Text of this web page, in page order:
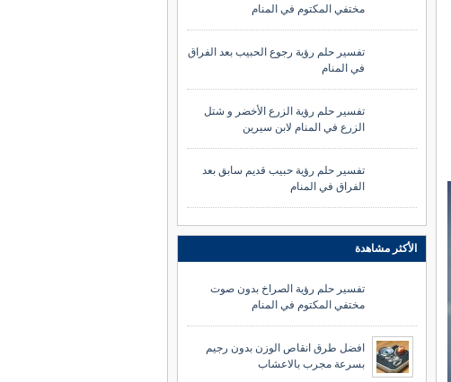
مختفي المكتوم في المنام
تفسير حلم رؤية رجوع الحبيب بعد الفراق
في المنام
تفسير حلم رؤية الزرع الأخضر و شتل
الزرع في المنام لابن سيرين
تفسير حلم رؤية حبيب قديم سابق بعد
الفراق في المنام
الأكثر مشاهدة
تفسير حلم رؤية الصراخ بدون صوت
مختفي المكتوم في المنام
افضل طرق انقاص الوزن بدون رجيم
بسرعة مجرب بالاعشاب